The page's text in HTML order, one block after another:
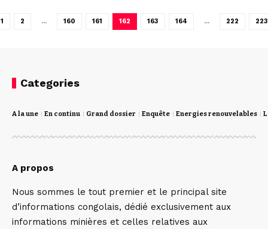
1 2 … 160 161 162 163 164 … 222 223
Categories
A la une En continu Grand dossier Enquête Energies renouvelables
A propos
Nous sommes le tout premier et le principal site
d’informations congolais, dédié exclusivement aux
informations minières et celles relatives aux